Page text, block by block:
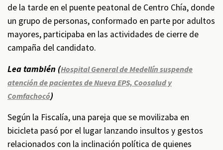
de la tarde en el puente peatonal de Centro Chía, donde
un grupo de personas, conformado en parte por adultos
mayores, participaba en las actividades de cierre de
campaña del candidato.
Lea también (Hospital General de Medellín suspende
atención de pacientes de Nueva EPS, Coosalud y
Comfachocó)
Según la Fiscalía, una pareja que se movilizaba en
bicicleta pasó por el lugar lanzando insultos y gestos
relacionados con la inclinación política de quienes